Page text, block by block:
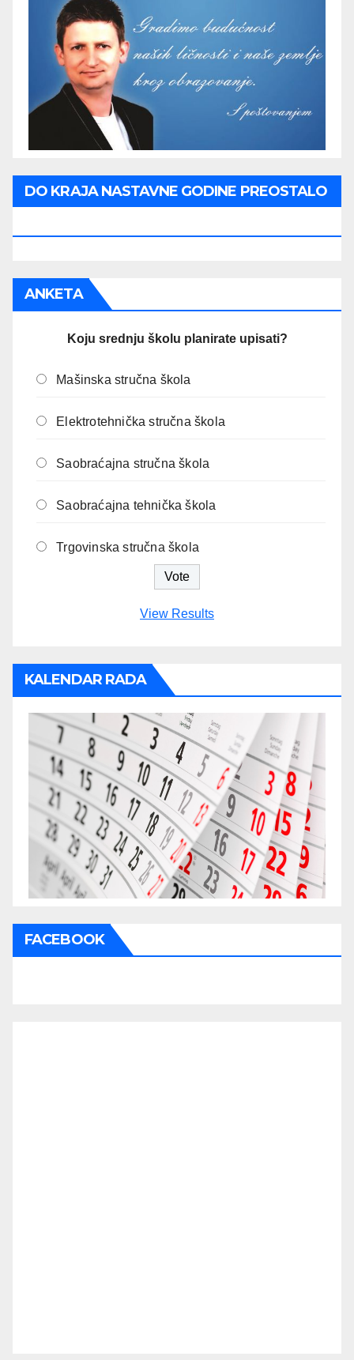
DO KRAJA NASTAVNE GODINE PREOSTALO
ANKETA
Koju srednju školu planirate upisati?
Mašinska stručna škola
Elektrotehnička stručna škola
Saobraćajna stručna škola
Saobraćajna tehnička škola
Trgovinska stručna škola
View Results
KALENDAR RADA
FACEBOOK